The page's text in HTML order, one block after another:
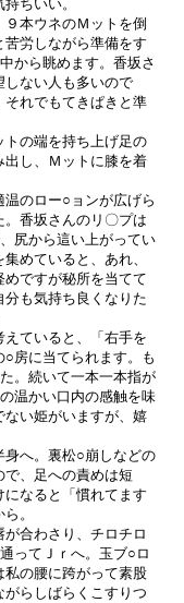
ちいい。
本ウネのＭットを倒
労しながら準備をす
から眺めます。香坂さ
しない人も多いので
それでもてきぱきと準
トの端を持ち上げ足の
し、Ｍットに膝を着
のロー○ョンが広げら
香坂さんのリ〇プは
尻から這い上がってい
めていると、あれ、
ですが秘所を当てて
も気持ち良くなりた
ていると、「右手を
房に当てられます。も
。続いて一本一本指が
温かい口内の感触を味
い姫がいますが、嬉
へ。裏松○崩しなどの
、足への責めは短
なると「慣れてます
。
合わさり、チロチロ
ってＪｒへ。玉ブ○ロ
私の腰に跨がって素股
らしばらくこすりつ